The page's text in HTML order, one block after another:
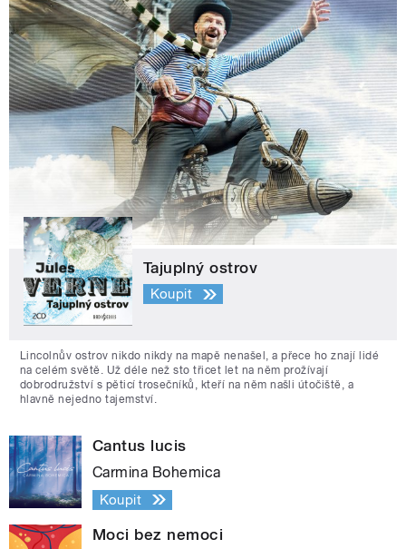
Tajuplný ostrov
Koupit
Lincolnův ostrov nikdo nikdy na mapě nenašel, a přece ho znají lidé
na celém světě. Už déle než sto třicet let na něm prožívají
dobrodružství s pěticí trosečníků, kteří na něm našli útočiště, a
hlavně nejedno tajemství.
Cantus lucis
Carmina Bohemica
Koupit
Moci bez nemoci